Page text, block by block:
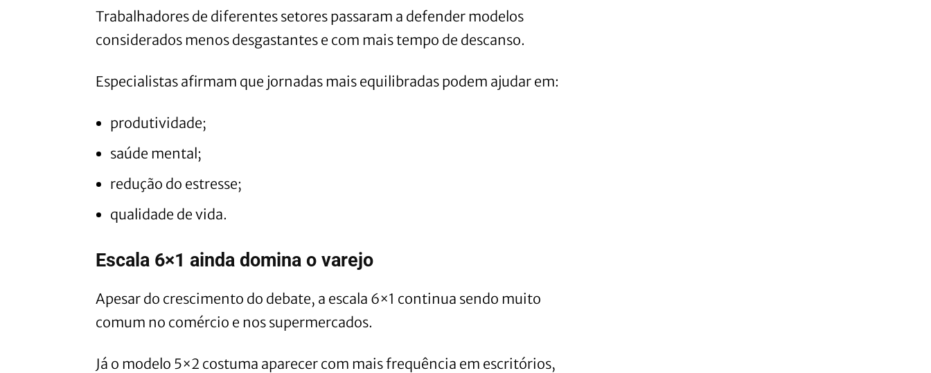
Trabalhadores de diferentes setores passaram a defender modelos
considerados menos desgastantes e com mais tempo de descanso.
Especialistas afirmam que jornadas mais equilibradas podem ajudar em:
produtividade;
saúde mental;
redução do estresse;
qualidade de vida.
Escala 6×1 ainda domina o varejo
Apesar do crescimento do debate, a escala 6×1 continua sendo muito
comum no comércio e nos supermercados.
Já o modelo 5×2 costuma aparecer com mais frequência em escritórios,